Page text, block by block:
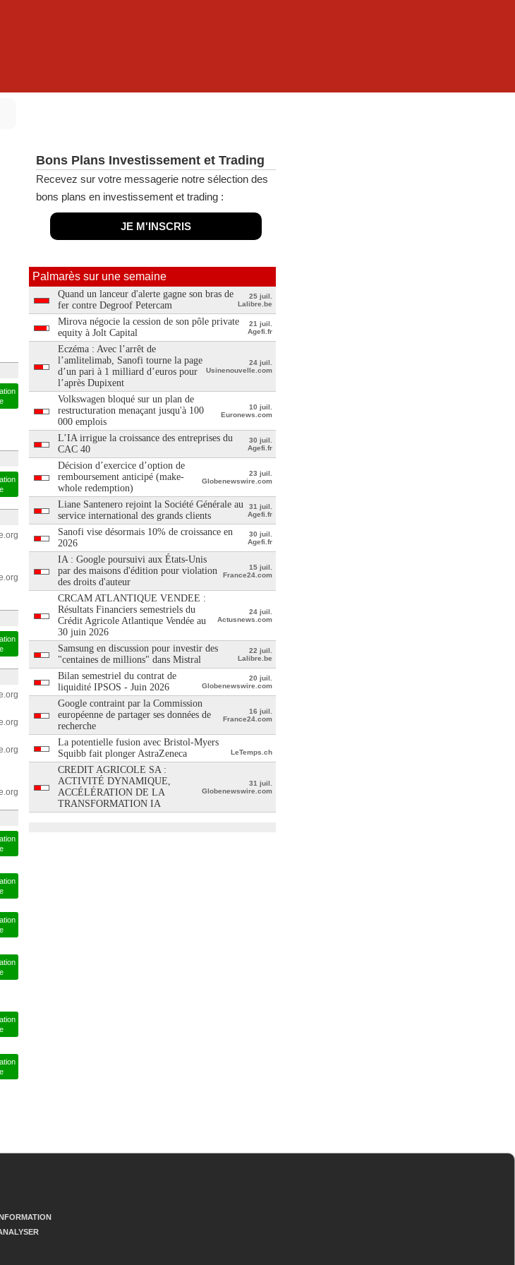
Bons Plans Investissement et Trading
Recevez sur votre messagerie notre sélection des
bons plans en investissement et trading :
JE M'INSCRIS
Palmarès sur une semaine
Quand un lanceur d'alerte gagne son bras de
fer contre Degroof Petercam
25 juil.
Lalibre.be
Mirova négocie la cession de son pôle private
equity à Jolt Capital
21 juil.
Agefi.fr
Eczéma : Avec l’arrêt de
l’amlitelimab, Sanofi tourne la page
d’un pari à 1 milliard d’euros pour
l’après Dupixent
24 juil.
Usinenouvelle.com
Volkswagen bloqué sur un plan de
restructuration menaçant jusqu'à 100
000 emplois
10 juil.
Euronews.com
L’IA irrigue la croissance des entreprises du
CAC 40
30 juil.
Agefi.fr
Décision d’exercice d’option de
remboursement anticipé (make-
whole redemption)
23 juil.
Globenewswire.com
Liane Santenero rejoint la Société Générale au
service international des grands clients
31 juil.
Agefi.fr
Sanofi vise désormais 10% de croissance en
2026
30 juil.
Agefi.fr
IA : Google poursuivi aux États-Unis
par des maisons d'édition pour violation
des droits d'auteur
15 juil.
France24.com
CRCAM ATLANTIQUE VENDEE :
Résultats Financiers semestriels du
Crédit Agricole Atlantique Vendée au
30 juin 2026
24 juil.
Actusnews.com
Samsung en discussion pour investir des
"centaines de millions" dans Mistral
22 juil.
Lalibre.be
Bilan semestriel du contrat de
liquidité IPSOS - Juin 2026
20 juil.
Globenewswire.com
Google contraint par la Commission
européenne de partager ses données de
recherche
16 juil.
France24.com
La potentielle fusion avec Bristol-Myers
Squibb fait plonger AstraZeneca
LeTemps.ch
CREDIT AGRICOLE SA :
ACTIVITÉ DYNAMIQUE,
ACCÉLÉRATION DE LA
TRANSFORMATION IA
31 juil.
Globenewswire.com